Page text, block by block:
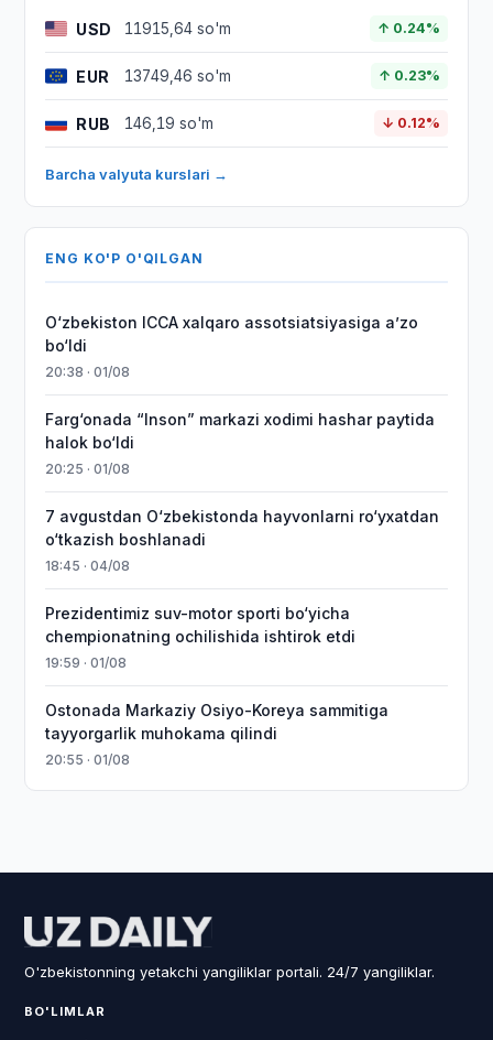
USD 11915,64 so'm ↑ 0.24%
EUR 13749,46 so'm ↑ 0.23%
RUB 146,19 so'm ↓ 0.12%
Barcha valyuta kurslari →
ENG KO'P O'QILGAN
O‘zbekiston ICCA xalqaro assotsiatsiyasiga aʼzo
bo‘ldi
20:38 · 01/08
Farg‘onada “Inson” markazi xodimi hashar paytida
halok bo‘ldi
20:25 · 01/08
7 avgustdan O‘zbekistonda hayvonlarni ro‘yxatdan
o‘tkazish boshlanadi
18:45 · 04/08
Prezidentimiz suv-motor sporti bo‘yicha
chempionatning ochilishida ishtirok etdi
19:59 · 01/08
Ostonada Markaziy Osiyo-Koreya sammitiga
tayyorgarlik muhokama qilindi
20:55 · 01/08
O'zbekistonning yetakchi yangiliklar portali. 24/7 yangiliklar.
BO'LIMLAR